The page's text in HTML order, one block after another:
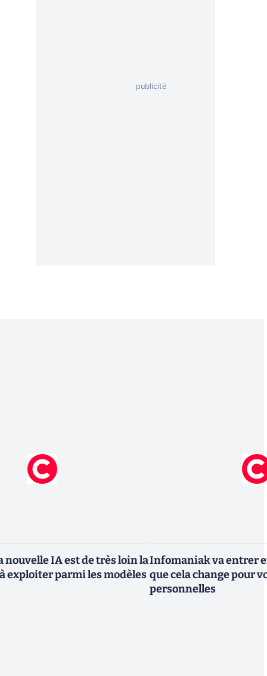
nouvelle IA est de très loin la
exploiter parmi les modèles
Infomaniak va entrer
que cela change pour
personnelles